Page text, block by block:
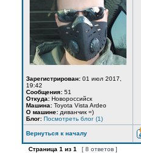
Зарегистрирован: 01 июл 2017,
19:42
Сообщения: 51
Откуда: Новороссийск
Машина: Toyota Vista Ardeo
О машине: диванчик =)
Блог: Посмотреть блог (1)
Вернуться к началу
Страница 1 из 1 [ 8 ответов ]